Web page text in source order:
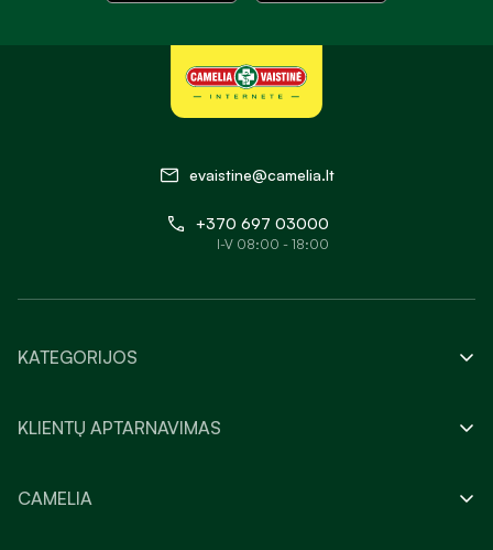
evaistine@camelia.lt
+370 697 03000
I-V 08:00 - 18:00
KATEGORIJOS
KLIENTŲ APTARNAVIMAS
CAMELIA